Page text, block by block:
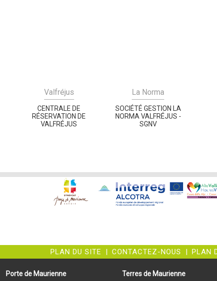
Valfréjus
CENTRALE DE
RÉSERVATION DE
VALFRÉJUS
La Norma
SOCIÉTÉ GESTION LA
NORMA VALFRÉJUS -
SGNV
PLAN DU SITE | CONTACTEZ-NOUS | PLAN
Porte de Maurienne Terres de Maurienne